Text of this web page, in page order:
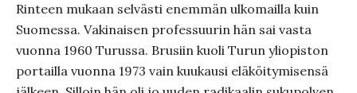
Rinteen mukaan selvästi enemmän ulkomailla kuin
Suomessa. Vakinaisen professuurin hän sai vasta
vuonna 1960 Turussa. Brusiin kuoli Turun yliopiston
portailla vuonna 1973 vain kuukausi eläköitymisensä